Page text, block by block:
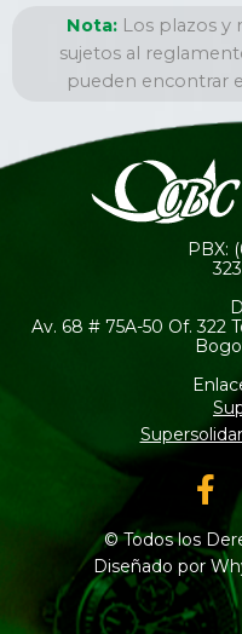
Nota:Los plazos y
sujetos al
pueden encontrar
PBX:
Av. 68 # 75A-50 Of. 322
f
© Todos los
Diseñado por